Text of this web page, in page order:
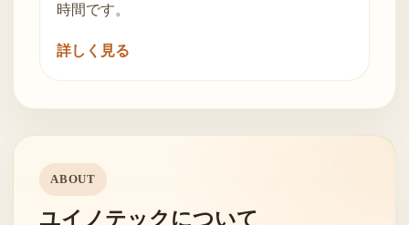
時間です。
詳しく見る
ABOUT
ユイノテックについて